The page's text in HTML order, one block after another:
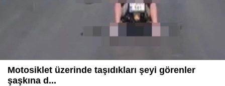
Motosiklet üzerinde taşıdıkları şeyi görenler
şaşkına d...